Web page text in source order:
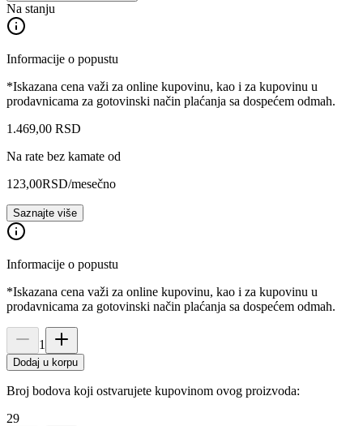
Na stanju
Informacije o popustu
*Iskazana cena važi za online kupovinu, kao i za kupovinu u
prodavnicama za gotovinski način plaćanja sa dospećem odmah.
1.469,00 RSD
Na rate bez kamate od
123,00RSD/mesečno
Saznajte više
Informacije o popustu
*Iskazana cena važi za online kupovinu, kao i za kupovinu u
prodavnicama za gotovinski način plaćanja sa dospećem odmah.
1
Dodaj u korpu
Broj bodova koji ostvarujete kupovinom ovog proizvoda:
29